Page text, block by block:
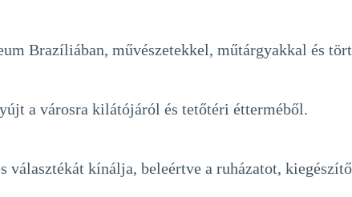
Brazíliában, művészetekkel, műtárgyakkal és
a városra kilátójáról és tetőtéri étterméből.
választékát kínálja, beleértve a ruházatot,